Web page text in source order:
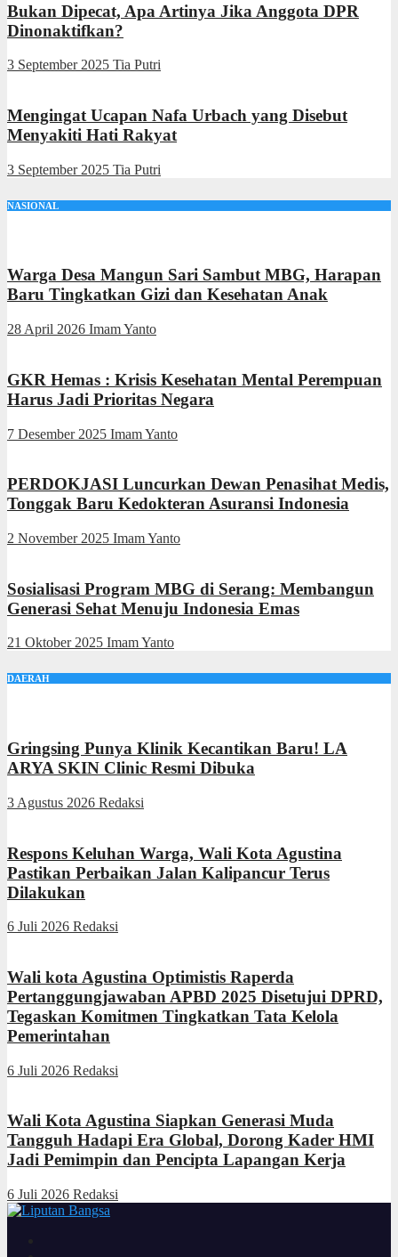
Bukan Dipecat, Apa Artinya Jika Anggota DPR
Dinonaktifkan?
3 September 2025 Tia Putri
Mengingat Ucapan Nafa Urbach yang Disebut
Menyakiti Hati Rakyat
3 September 2025 Tia Putri
NASIONAL
Warga Desa Mangun Sari Sambut MBG, Harapan
Baru Tingkatkan Gizi dan Kesehatan Anak
28 April 2026 Imam Yanto
GKR Hemas : Krisis Kesehatan Mental Perempuan
Harus Jadi Prioritas Negara
7 Desember 2025 Imam Yanto
PERDOKJASI Luncurkan Dewan Penasihat Medis,
Tonggak Baru Kedokteran Asuransi Indonesia
2 November 2025 Imam Yanto
Sosialisasi Program MBG di Serang: Membangun
Generasi Sehat Menuju Indonesia Emas
21 Oktober 2025 Imam Yanto
DAERAH
Gringsing Punya Klinik Kecantikan Baru! LA
ARYA SKIN Clinic Resmi Dibuka
3 Agustus 2026 Redaksi
Respons Keluhan Warga, Wali Kota Agustina
Pastikan Perbaikan Jalan Kalipancur Terus
Dilakukan
6 Juli 2026 Redaksi
Wali kota Agustina Optimistis Raperda
Pertanggungjawaban APBD 2025 Disetujui DPRD,
Tegaskan Komitmen Tingkatkan Tata Kelola
Pemerintahan
6 Juli 2026 Redaksi
Wali Kota Agustina Siapkan Generasi Muda
Tangguh Hadapi Era Global, Dorong Kader HMI
Jadi Pemimpin dan Pencipta Lapangan Kerja
6 Juli 2026 Redaksi